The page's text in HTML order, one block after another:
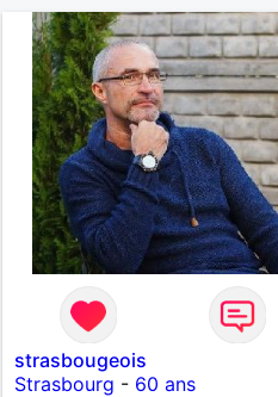
strasbougeois
Strasbourg - 60 ans